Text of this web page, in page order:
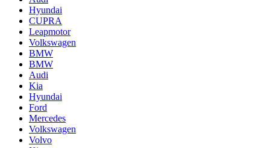
Hyundai
CUPRA
Leapmotor
Volkswagen
BMW
BMW
Audi
Kia
Hyundai
Ford
Mercedes
Volkswagen
Volvo